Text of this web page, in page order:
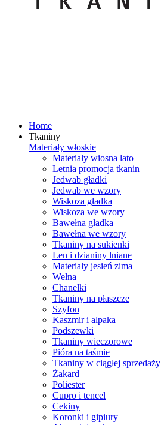
Home
Tkaniny
Materiały włoskie
Materiały wiosna lato
Letnia promocja tkanin
Jedwab gładki
Jedwab we wzory
Wiskoza gładka
Wiskoza we wzory
Bawełna gładka
Bawełna we wzory
Tkaniny na sukienki
Len i dzianiny lniane
Materiały jesień zima
Wełna
Chanelki
Tkaniny na płaszcze
Szyfon
Kaszmir i alpaka
Podszewki
Tkaniny wieczorowe
Pióra na taśmie
Tkaniny w ciągłej sprzedaży
Żakard
Poliester
Cupro i tencel
Cekiny
Koronki i gipiury